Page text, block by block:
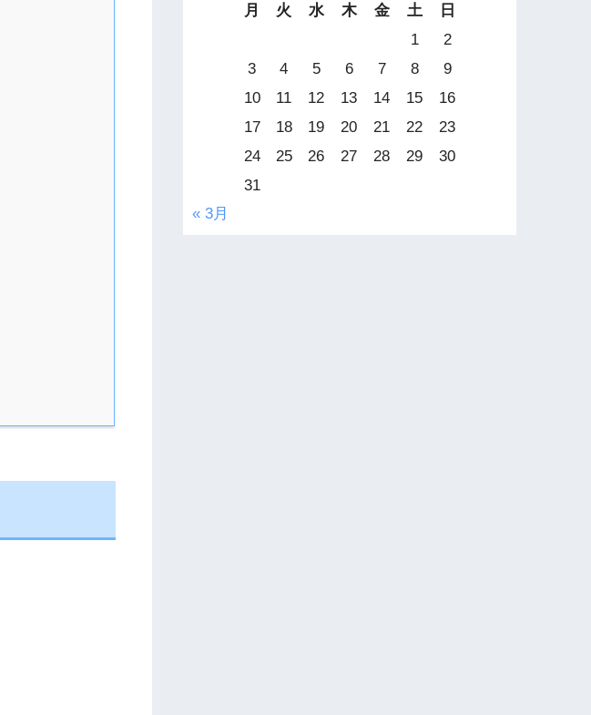
月
火 水 木 金 土
日
1
2
3
4 5 6 7 8
9
10
11 12 13 14 15
16
17
18 19 20 21 22
23
24
25 26 27 28 29
30
31
« 3月